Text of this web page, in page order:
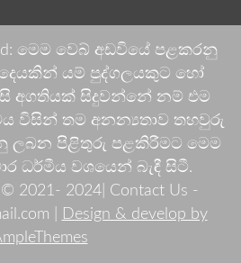
මෙම වෙබ් අඩවියේ පළකරනු
යම් පුද්ගලයකුට හෝ
අගතියක් සිදුවන්නේ නම් එම
විසින් තම අනන්‍යතාව තහවුරු
ලබන පිළිතුරු පළකිරීමට මෙම
ධර්මීය වශයෙන් බැඳී සිටී.
2021- 2024| Contact Us -
|
Design & develop by